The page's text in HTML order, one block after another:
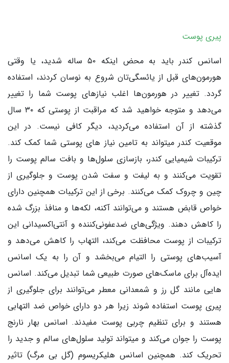
پیری پوست
اسانس کندر باید به محض اینکه ۵۰ ساله شدید، یا وقتی
هورمون‌های قبل از یائسگی‌تان شروع به نوسان کردند، استفاده
گردد. تغییر در هورمون‌ها اغلب نیازهای پوست شما را تغییر
می‌دهد و متوجه خواهید شد که مراقبت از پوستی که ۳۰ سال
گذشته از آن استفاده می‌کردید، دیگر کافی نیست. در این
موقعیت کندر میتواند به تامین نیاز های پوستی شما کمک کند.
ترکیبات شیمیایی کندر، بازسازی سلول‌ها و بافت سالم پوست را
تقویت می‌کنند و به لیفت و سفت شدن پوست و جلوگیری از
چین و چروک کمک می‌کنند. برخی از این ترکیبات همچنین دارای
خواص قابض هستند و می‌توانند آکنه، لکه‌ها و منافذ بزرگ شده
را کاهش دهند. ویژگی‌های ضدعفونی‌کننده و آنتی‌اکسیدانی این
ترکیبات از پوست محافظت می‌کند، التهاب را کاهش می‌دهد و
آسیب‌های پوستی را التیام می‌بخشد و آن را به یک اسانس
ایده‌آل برای ماسک‌های صورت طبیعی شما تبدیل می‌کند. اسانس
هایی مانند گل رز و شمعدانی معطر می‌توانند برای جلوگیری از
پیری پوست‌ استفاده شوند زیرا هر دو دارای خواص ضد التهابی
هستند و برای تنظیم چربی پوست مفیدند. اسانس بهار نارنج
پوست را جوان می‌کند و میتواند تولید سلول‌های سالم و جدید را
تحریک ‌کند. همچنین اسانس هلیکریسوم (گل بی مرگ) تاثیر